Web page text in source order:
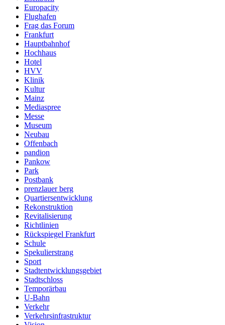
Europacity
Flughafen
Frag das Forum
Frankfurt
Hauptbahnhof
Hochhaus
Hotel
HVV
Klinik
Kultur
Mainz
Mediaspree
Messe
Museum
Neubau
Offenbach
pandion
Pankow
Park
Postbank
prenzlauer berg
Quartiersentwicklung
Rekonstruktion
Revitalisierung
Richtlinien
Rückspiegel Frankfurt
Schule
Spekulierstrang
Sport
Stadtentwicklungsgebiet
Stadtschloss
Temporärbau
U-Bahn
Verkehr
Verkehrsinfrastruktur